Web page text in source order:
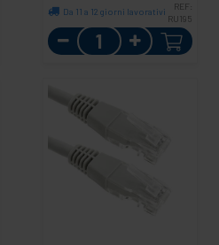
Da 11 a 12 giorni lavorativi
REF:
RU195
Quantità